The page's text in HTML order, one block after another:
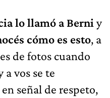
lo llamó a Berni y
cómo es esto, a
de fotos cuando
vos se te
señal de respeto,